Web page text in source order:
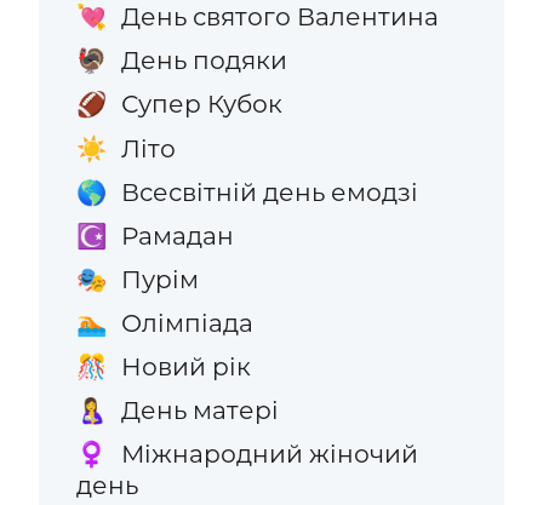
💘 День святого Валентина
🦃 День подяки
🏈 Супер Кубок
☀️ Літо
🌎 Всесвітній день емодзі
☪️ Рамадан
🎭 Пурім
🏊 Олімпіада
🎊 Новий рік
🤱 День матері
♀️
Міжнародний жіночий
день